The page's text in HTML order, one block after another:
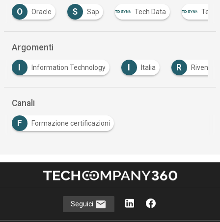
O Oracle S Sap Tech Data Tech
Argomenti
Information Technology Italia R
Canali
F Formazione certificazioni
Seguici